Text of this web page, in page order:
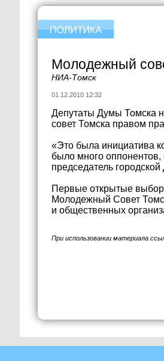
Молодежный
НИА-Томск
01.12.2010 12:32
Депутаты Думы Томска
совет Томска правом
«Это была инициатива
было много
председатель
Первые открытые
Молодежный Совет
и общественных
При использовании материала